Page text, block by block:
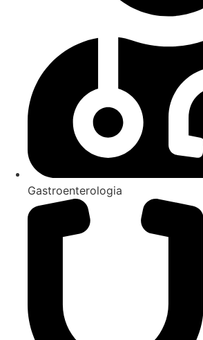
Gastroenterologia